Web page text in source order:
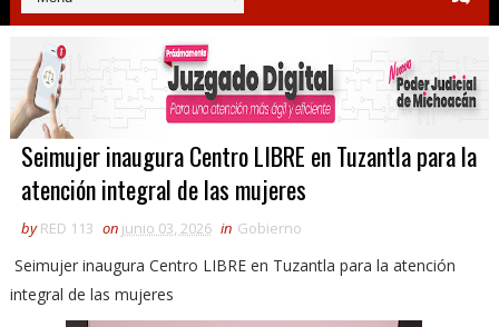
Seimujer inaugura Centro LIBRE en Tuzantla para la
atención integral de las mujeres
by RED 113 on junio 03, 2026 in Gobierno
Seimujer inaugura Centro LIBRE en Tuzantla para la atención
integral de las mujeres